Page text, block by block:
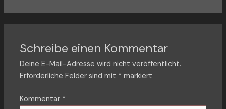
Schreibe einen Kommentar
Deine E-Mail-Adresse wird nicht veröffentlicht.
Erforderliche Felder sind mit * markiert
Kommentar *